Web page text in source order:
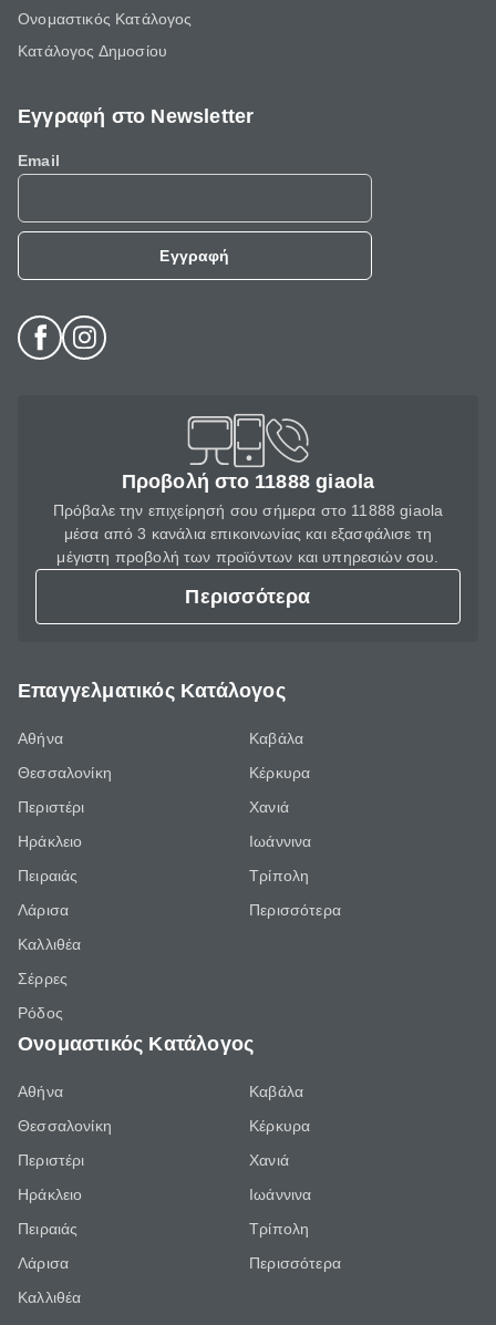
Ονομαστικός Κατάλογος
Κατάλογος Δημοσίου
Εγγραφή στο Newsletter
Email
Εγγραφή
Προβολή στο 11888 giaola
Πρόβαλε την επιχείρησή σου σήμερα στο 11888 giaola
μέσα από 3 κανάλια επικοινωνίας και εξασφάλισε τη
μέγιστη προβολή των προϊόντων και υπηρεσιών σου.
Περισσότερα
Επαγγελματικός Κατάλογος
Αθήνα
Θεσσαλονίκη
Περιστέρι
Ηράκλειο
Πειραιάς
Λάρισα
Καλλιθέα
Σέρρες
Ρόδος
Καβάλα
Κέρκυρα
Χανιά
Ιωάννινα
Τρίπολη
Περισσότερα
Ονομαστικός Κατάλογος
Αθήνα
Θεσσαλονίκη
Περιστέρι
Ηράκλειο
Πειραιάς
Λάρισα
Καλλιθέα
Καβάλα
Κέρκυρα
Χανιά
Ιωάννινα
Τρίπολη
Περισσότερα